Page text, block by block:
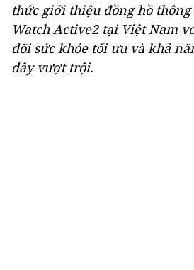
thức giới thiệu đồng hồ
Watch Active2 tại Việt Nam
dõi sức khỏe tối ưu và khả
dây vượt trội.